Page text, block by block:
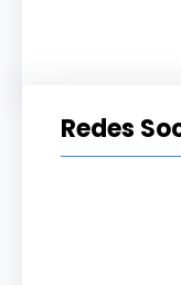
Redes